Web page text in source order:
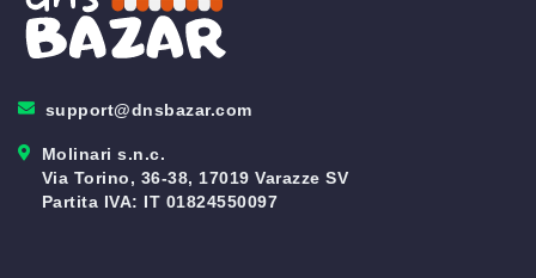
support@dnsbazar.com
Molinari s.n.c.
Via Torino, 36-38, 17019 Varazze SV
Partita IVA: IT 01824550097